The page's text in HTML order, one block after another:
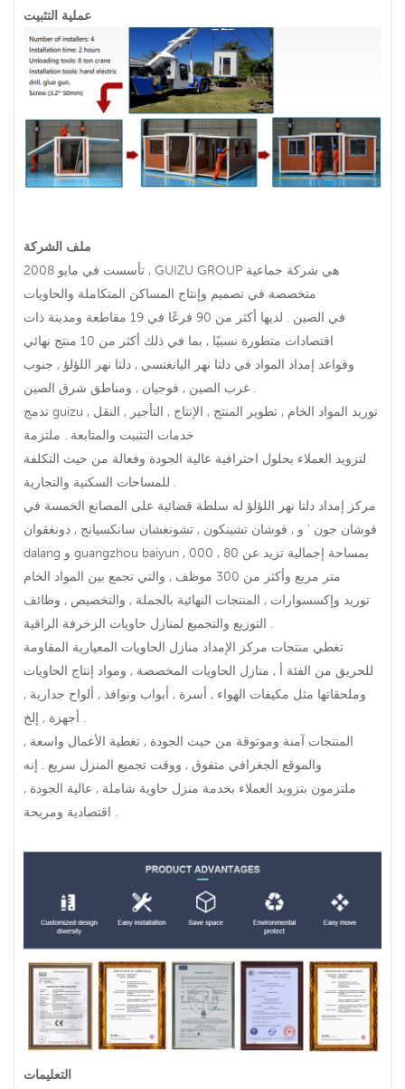
عملية التثبيت
ملف الشركة
تأسست في مايو 2008 , GUIZU GROUP هي شركة جماعية
متخصصة في تصميم وإنتاج المساكن المتكاملة والحاويات
في الصين . لديها أكثر من 90 فرعًا في 19 مقاطعة ومدينة ذات
اقتصادات متطورة نسبيًا , بما في ذلك أكثر من 10 منتج نهائي
وقواعد إمداد المواد في دلتا نهر اليانغتسي , دلتا نهر اللؤلؤ , جنوب
تدمج guizu توريد المواد الخام , تطوير المنتج , الإنتاج , التأجير , النقل ,
خدمات التثبيت والمتابعة . ملتزمة
لتزويد العملاء بحلول احترافية عالية الجودة وفعالة من حيث التكلفة
مركز إمداد دلتا نهر اللؤلؤ له سلطة قضائية على المصانع الخمسة في
فوشان جون ' و , فوشان تشينكون , تشونغشان سانكسيانج , دونغقوان
dalang و guangzhou baiyun , بمساحة إجمالية تزيد عن 80 , 000
متر مربع وأكثر من 300 موظف , والتي تجمع بين المواد الخام
توريد وإكسسوارات , المنتجات النهائية بالجملة , والتخصيص , وظائف
تغطي منتجات مركز الإمداد منازل الحاويات المعيارية المقاومة
للحريق من الفئة أ , منازل الحاويات المخصصة , ومواد إنتاج الحاويات
وملحقاتها مثل مكيفات الهواء , أسرة , أبواب ونوافذ , ألواح جدارية ,
المنتجات آمنة وموثوقة من حيث الجودة , تغطية الأعمال واسعة ,
والموقع الجغرافي متفوق , ووقت تجميع المنزل سريع . إنه
ملتزمون بتزويد العملاء بخدمة منزل حاوية شاملة , عالية الجودة ,
التعليمات